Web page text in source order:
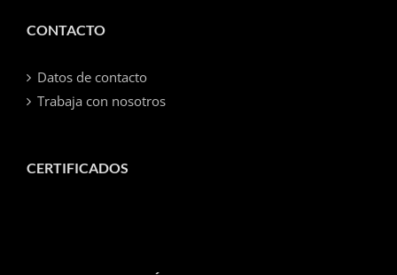
CONTACTO
Datos de contacto
Trabaja con nosotros
CERTIFICADOS